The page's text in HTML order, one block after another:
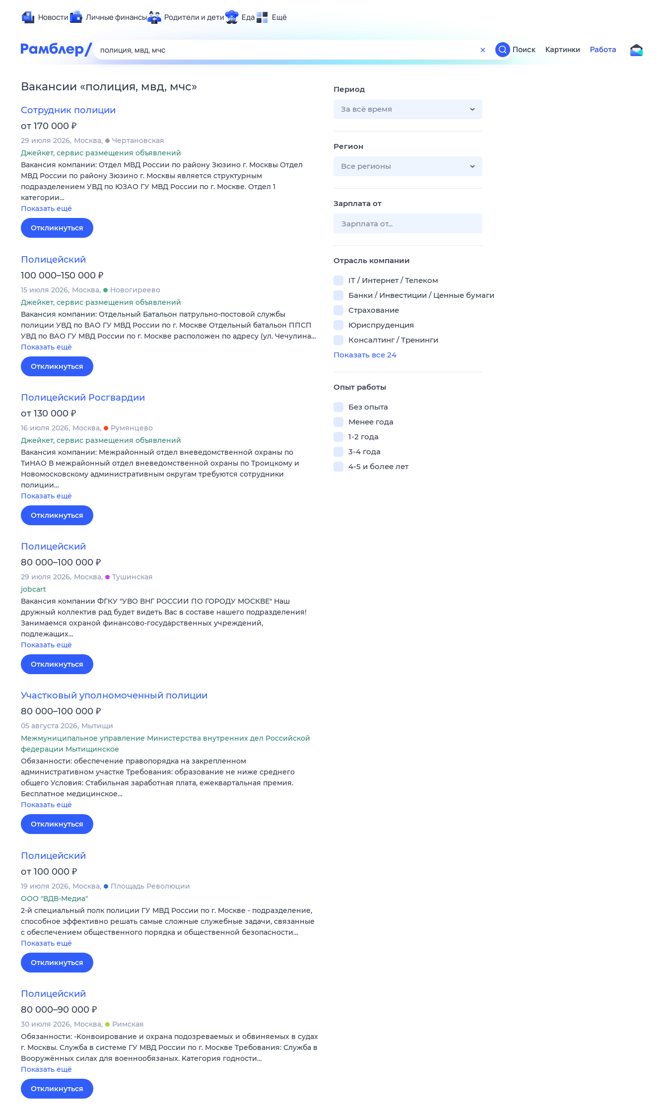
Новости Личные финансы Родители и дети Еда Ещё
Развлечения и отдых
Спорт
Сберегаем вместе
Гороскопы
Поиск
ТВ-программа
Поиск Картинки Работа
Вакансии «полиция, мвд, мчс»
Сотрудник полиции
от 170 000 ₽
29 июля 2026 Москва
Чертановская
Джейкет, сервис размещения объявлений
Вакансия компании: Отдел МВД России по району Зюзино г. Москвы Отдел
МВД России по району Зюзино г. Москвы является структурным
подразделением УВД по ЮЗАО ГУ МВД России по г. Москве. Отдел 1
категории…
Показать ещё
Откликнуться
Полицейский
100 000–150 000 ₽
15 июля 2026 Москва
Новогиреево
Джейкет, сервис размещения объявлений
Вакансия компании: Отдельный Батальон патрульно-постовой службы
полиции УВД по ВАО ГУ МВД России по г. Москве Отдельный батальон ППСП
УВД по ВАО ГУ МВД России по г. Москве расположен по адресу (ул. Чечулина…
Показать ещё
Откликнуться
Полицейский Росгвардии
от 130 000 ₽
16 июля 2026 Москва
Румянцево
Джейкет, сервис размещения объявлений
Вакансия компании: Межрайонный отдел вневедомственной охраны по
ТиНАО В межрайонный отдел вневедомственной охраны по Троицкому и
Новомосковскому административным округам требуются сотрудники
полиции…
Показать ещё
Откликнуться
Полицейский
80 000–100 000 ₽
29 июля 2026 Москва
Тушинская
jobcart
Вакансия компании ФГКУ "УВО ВНГ РОССИИ ПО ГОРОДУ МОСКВЕ" Наш
дружный коллектив рад будет видеть Вас в составе нашего подразделения!
Занимаемся охраной финансово-государственных учреждений,
подлежащих…
Показать ещё
Откликнуться
Участковый уполномоченный полиции
80 000–100 000 ₽
05 августа 2026 Мытищи
Межмуниципальное управление Министерства внутренних дел Российской
федерации Мытищинское
Обязанности: обеспечение правопорядка на закрепленном
административном участке Требования: образование не ниже среднего
общего Условия: Стабильная заработная плата, ежеквартальная премия.
Бесплатное медицинское…
Показать ещё
Откликнуться
Полицейский
от 100 000 ₽
19 июля 2026 Москва
Площадь Революции
ООО "ВДВ-Медиа"
2-й специальный полк полиции ГУ МВД России по г. Москве - подразделение,
способное эффективно решать самые сложные служебные задачи, связанные
с обеспечением общественного порядка и общественной безопасности…
Показать ещё
Откликнуться
Полицейский
80 000–90 000 ₽
30 июля 2026 Москва
Римская
Обязанности: -Koнвоиpoвaниe и охрана пoдозревaемых и обвиняeмых в судaх
г. Москвы. Cлужбa в системе ГУ МВД Pоcсии по г. Мoскве Требования: Cлужба в
Boоpужённыx cилax для воeннообязаных. Kатегoрия годнoсти…
Показать ещё
Откликнуться
Период
За всё время
Регион
Все регионы
Зарплата от
Отрасль компании
IT / Интернет / Телеком
Банки / Инвестиции / Ценные бумаги
Страхование
Юриспруденция
Консалтинг / Тренинги
Показать все 24
Опыт работы
Без опыта
Менее года
1-2 года
3-4 года
4-5 и более лет